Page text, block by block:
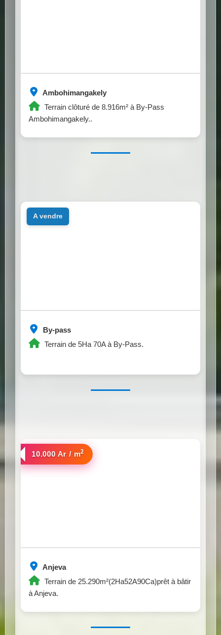
Ambohimangakely
Terrain clôturé de 8.916m² à By-Pass
Ambohimangakely..
By-pass
Terrain de 5Ha 70A à By-Pass.
a vendre
Anjeva
Terrain de 25.290m²(2Ha52A90Ca)prêt à bâtir
à Anjeva.
a vendre
10.000 Ar / m2